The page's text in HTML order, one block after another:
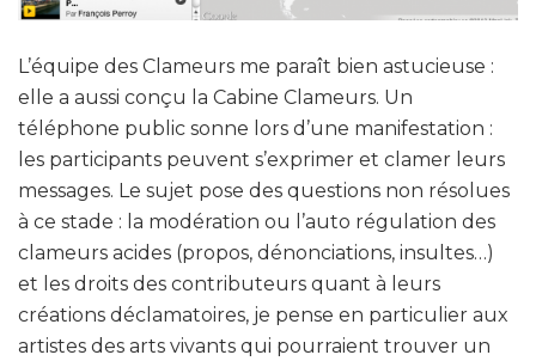
L’équipe des Clameurs me paraît bien astucieuse :
elle a aussi conçu la Cabine Clameurs. Un
téléphone public sonne lors d’une manifestation :
les participants peuvent s’exprimer et clamer leurs
messages. Le sujet pose des questions non résolues
à ce stade : la modération ou l’auto régulation des
clameurs acides (propos, dénonciations, insultes…)
et les droits des contributeurs quant à leurs
créations déclamatoires, je pense en particulier aux
artistes des arts vivants qui pourraient trouver un